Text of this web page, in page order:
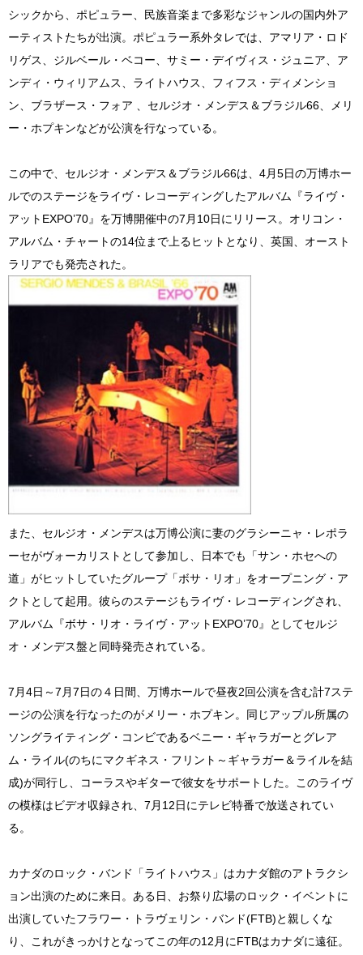
シックから、ポピュラー、民族音楽まで多彩なジャンルの国内外ア
ーティストたちが出演。ポピュラー系外タレでは、アマリア・ロド
リゲス、ジルベール・ベコー、サミー・デイヴィス・ジュニア、ア
ンディ・ウィリアムス、ライトハウス、フィフス・ディメンショ
ン、ブラザース・フォア 、セルジオ・メンデス＆ブラジル66、メリ
ー・ホプキンなどが公演を行なっている。
この中で、セルジオ・メンデス＆ブラジル66は、4月5日の万博ホー
ルでのステージをライヴ・レコーディングしたアルバム『ライヴ・
アットEXPO’70』を万博開催中の7月10日にリリース。オリコン・
アルバム・チャートの14位まで上るヒットとなり、英国、オースト
ラリアでも発売された。
また、セルジオ・メンデスは万博公演に妻のグラシーニャ・レポラ
ーセがヴォーカリストとして参加し、日本でも「サン・ホセへの
道」がヒットしていたグループ「ボサ・リオ」をオープニング・ア
クトとして起用。彼らのステージもライヴ・レコーディングされ、
アルバム『ボサ・リオ・ライヴ・アットEXPO’70』としてセルジ
オ・メンデス盤と同時発売されている。
7月4日～7月7日の４日間、万博ホールで昼夜2回公演を含む計7ステ
ージの公演を行なったのがメリー・ホプキン。同じアップル所属の
ソングライティング・コンビであるベニー・ギャラガーとグレア
ム・ライル(のちにマクギネス・フリント～ギャラガー＆ライルを結
成)が同行し、コーラスやギターで彼女をサポートした。このライヴ
の模様はビデオ収録され、7月12日にテレビ特番で放送されてい
る。
カナダのロック・バンド「ライトハウス」はカナダ館のアトラクシ
ョン出演のために来日。ある日、お祭り広場のロック・イベントに
出演していたフラワー・トラヴェリン・バンド(FTB)と親しくな
り、これがきっかけとなってこの年の12月にFTBはカナダに遠征。